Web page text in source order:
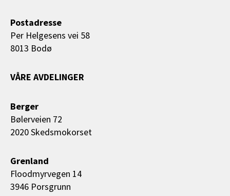
Postadresse
Per Helgesens vei 58
8013 Bodø
VÅRE AVDELINGER
Berger
Bølerveien 72
2020 Skedsmokorset
Grenland
Floodmyrvegen 14
3946 Porsgrunn